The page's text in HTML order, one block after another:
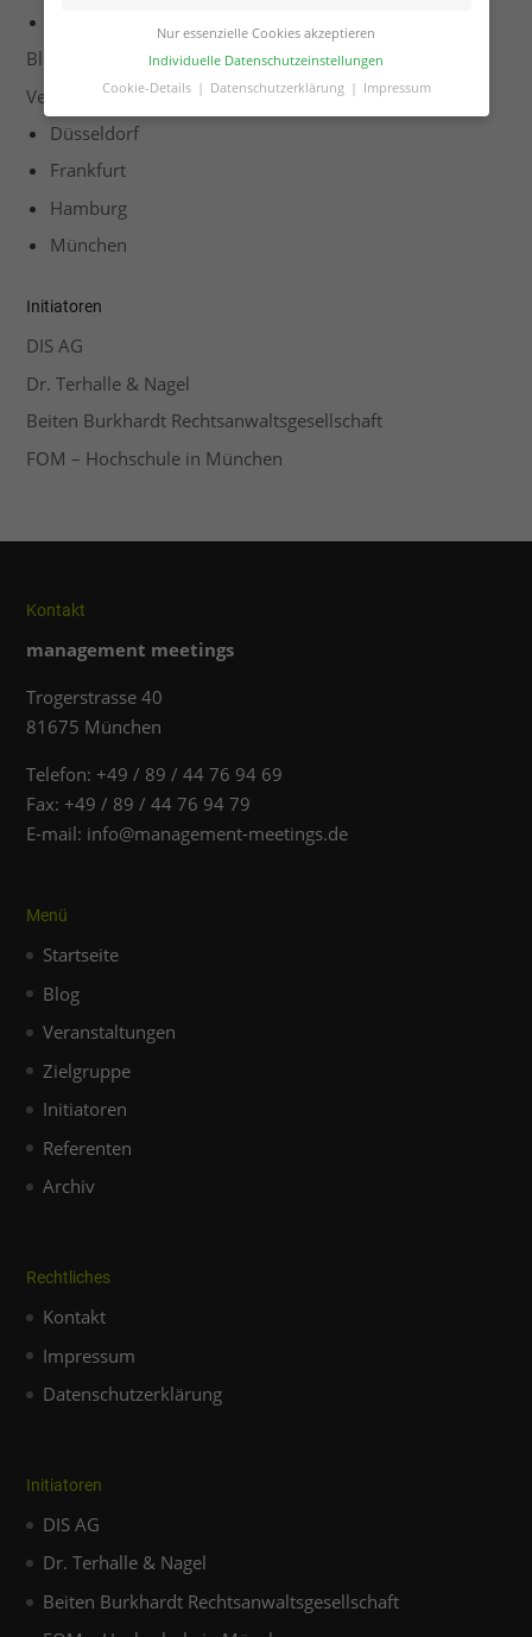
Blog
Veranstaltungen
Düsseldorf
Frankfurt
Hamburg
München
Initiatoren
DIS AG
Dr. Terhalle & Nagel
Beiten Burkhardt Rechtsanwaltsgesellschaft
FOM – Hochschule in München
Kontakt
management meetings
Trogerstrasse 40
81675 München
Telefon: +49 / 89 / 44 76 94 69
Fax: +49 / 89 / 44 76 94 79
E-mail: info@management-meetings.de
Menü
Startseite
Blog
Veranstaltungen
Zielgruppe
Initiatoren
Referenten
Archiv
Rechtliches
Kontakt
Impressum
Datenschutzerklärung
Initiatoren
DIS AG
Dr. Terhalle & Nagel
Beiten Burkhardt Rechtsanwaltsgesellschaft
Nur essenzielle Cookies akzeptieren
Individuelle Datenschutzeinstellungen
Cookie-Details
Datenschutzerklärung Impressum
Datenschutzeinstellungen
verwendeten Cookies. Sie können Ihre Einwilligung
zu ganzen Kategorien geben oder sich weitere
Informationen anzeigen lassen und so nur
bestimmte Cookies auswählen.
Essenziell (1)
Essenzielle Cookies ermöglichen grundlegende Funktionen
und sind für die einwandfreie Funktion der Website
erforderlich.
Externe Medien (1)
externen Medien akzeptiert werden, bedarf der Zugriff auf
Cookie-Informationen anzeigen